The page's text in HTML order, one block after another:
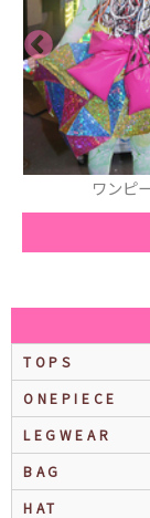
TOPS
ONEPIECE
LEGWEAR
BAG
HAT